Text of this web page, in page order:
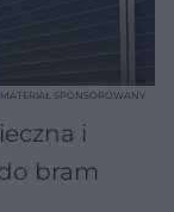
i
bram
MATERIAŁ SPONSOROWANY